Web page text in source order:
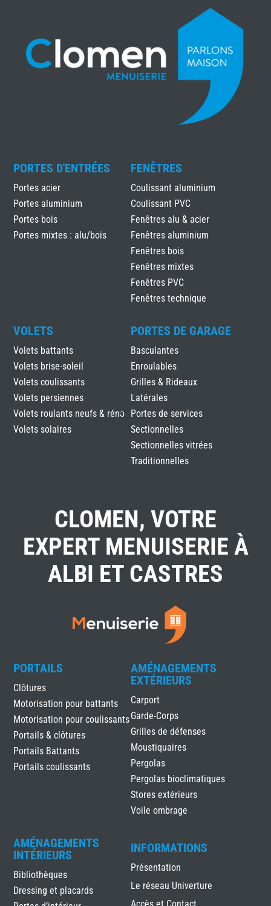
PORTES D'ENTRÉES
Portes acier
Portes aluminium
Portes bois
Portes mixtes : alu/bois
FENÊTRES
Coulissant aluminium
Coulissant PVC
Fenêtres alu & acier
Fenêtres aluminium
Fenêtres bois
Fenêtres mixtes
Fenêtres PVC
Fenêtres technique
VOLETS
Volets battants
Volets brise-soleil
Volets coulissants
Volets persiennes
Volets roulants neufs & réno
Volets solaires
PORTES DE GARAGE
Basculantes
Enroulables
Grilles & Rideaux
Latérales
Portes de services
Sectionnelles
Sectionnelles vitrées
Traditionnelles
CLOMEN, VOTRE
EXPERT MENUISERIE À
ALBI ET CASTRES
PORTAILS
Clôtures
Motorisation pour battants
Motorisation pour coulissants
Portails & clôtures
Portails Battants
Portails coulissants
AMÉNAGEMENTS
EXTÉRIEURS
Carport
Garde-Corps
Grilles de défenses
Moustiquaires
Pergolas
Pergolas bioclimatiques
Stores extérieurs
Voile ombrage
AMÉNAGEMENTS
INTÉRIEURS
Bibliothèques
Dressing et placards
INFORMATIONS
Présentation
Le réseau Univerture